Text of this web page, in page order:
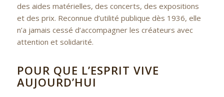
des aides matérielles, des concerts, des expositions
et des prix. Reconnue d’utilité publique dès 1936, elle
n’a jamais cessé d’accompagner les créateurs avec
attention et solidarité.
POUR QUE L’ESPRIT VIVE
AUJOURD’HUI